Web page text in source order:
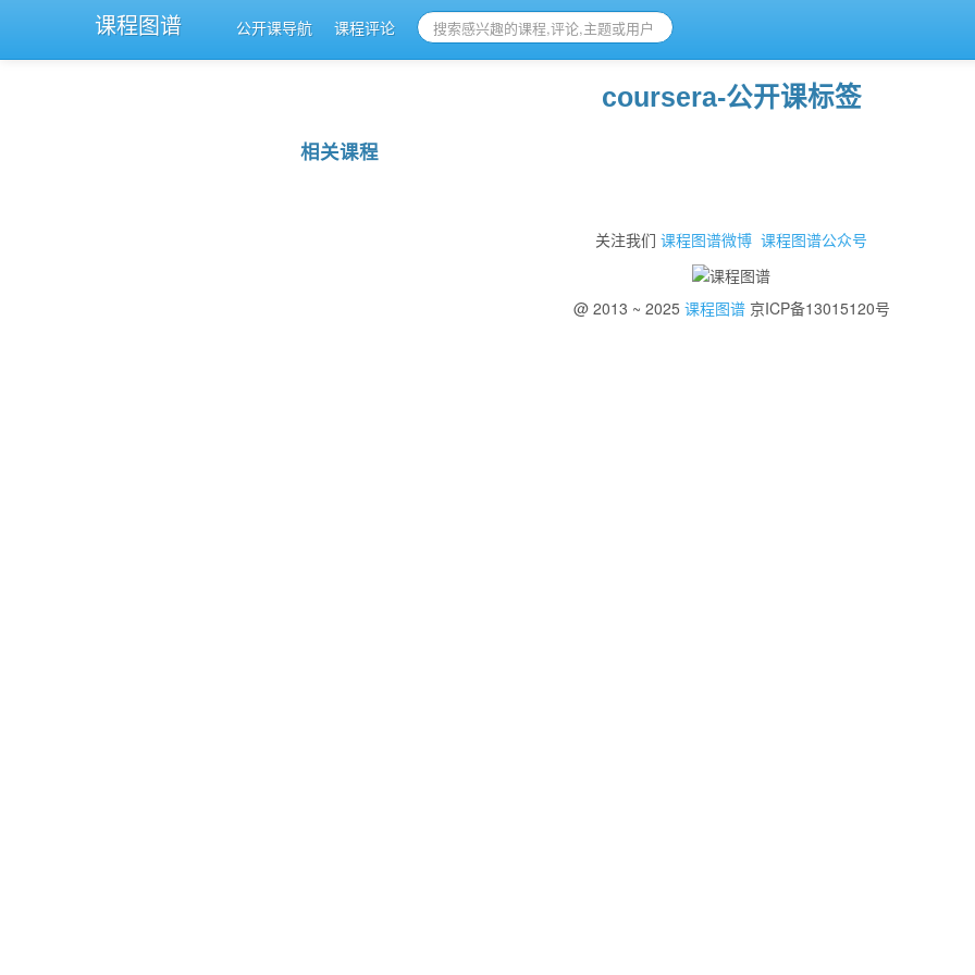
课程图谱 公开课导航 课程评论
coursera-公开课标签
相关课程
关注我们 课程图谱微博 课程图谱公众号
@ 2013 ~ 2025 课程图谱京ICP备13015120号